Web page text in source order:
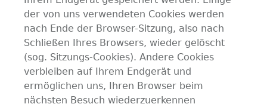
der von uns verwendeten Cookies werden
nach Ende der Browser-Sitzung, also nach
Schließen Ihres Browsers, wieder gelöscht
(sog. Sitzungs-Cookies). Andere Cookies
verbleiben auf Ihrem Endgerät und
ermöglichen uns, Ihren Browser beim
nächsten Besuch wiederzuerkennen